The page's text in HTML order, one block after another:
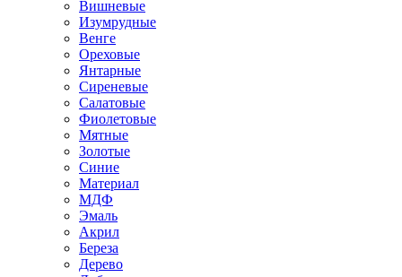
Вишневые
Изумрудные
Венге
Ореховые
Янтарные
Сиреневые
Салатовые
Фиолетовые
Мятные
Золотые
Синие
Материал
МДФ
Эмаль
Акрил
Береза
Дерево